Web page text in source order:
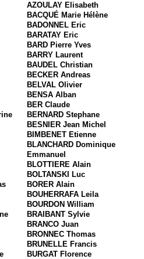
AZOULAY Elisabeth
BACQUÉ Marie Hélène
BADONNEL Eric
BARATAY Eric
BARD Pierre Yves
BARRY Laurent
BAUDEL Christian
BECKER Andreas
BELVAL Olivier
BENSA Alban
BER Claude
BERNARD Stephane
BESNIER Jean Michel
BIMBENET Etienne
BLANCHARD Dominique
Emmanuel
BLOTTIERE Alain
BOLTANSKI Luc
BORER Alain
BOUHERRAFA Leila
BOURDON William
BRAIBANT Sylvie
BRANCO Juan
BRONNEC Thomas
BRUNELLE Francis
BURGAT Florence